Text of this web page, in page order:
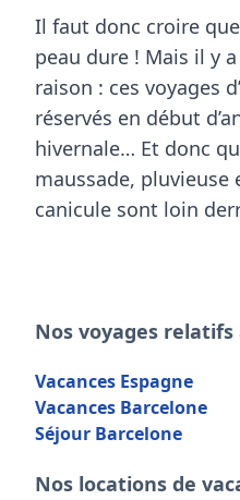
Il faut donc croire
peau dure ! Mais il y
raison : ces voyages
réservés en début
hivernale… Et donc
maussade, pluvieuse
canicule sont loin
Nos voyages
Vacances Espagne
Vacances Barcelone
Séjour Barcelone
Nos locations de